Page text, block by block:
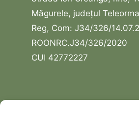
Măgurele, județul
Reg, Com: J34/326/
ROONRC.J34/326/2020
CUI 42772227